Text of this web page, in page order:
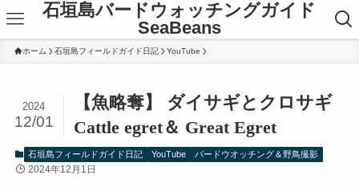
石垣島バードウォッチングガイド
SeaBeans
ホーム 石垣島フィールドガイド日記 YouTube
【魚略奪】 ダイサギとクロサギ
Cattle egret＆ Great Egret
2024
12/01
石垣島フィールドガイド日記 YouTube バードウオッチング＆野鳥撮影
2024年12月1日